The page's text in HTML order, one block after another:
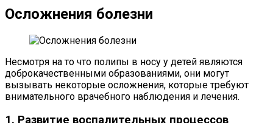
Осложнения болезни
Несмотря на то что полипы в носу у детей являются
доброкачественными образованиями, они могут
вызывать некоторые осложнения, которые требуют
внимательного врачебного наблюдения и лечения.
1. Развитие воспалительных процессов